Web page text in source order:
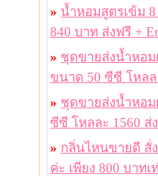
» น้ำหอมสูตรเข้ม
840 บาท ส่งฟรี +
» ชุดขายส่งน้ำหอ
ขนาด 50 ซีซี โหลล
» ชุดขายส่งน้ำหอม
ซีซี โหลละ 1560 ส่
» กลิ่นไหนขายดี สั่
ค่ะ เพียง 800 บาท